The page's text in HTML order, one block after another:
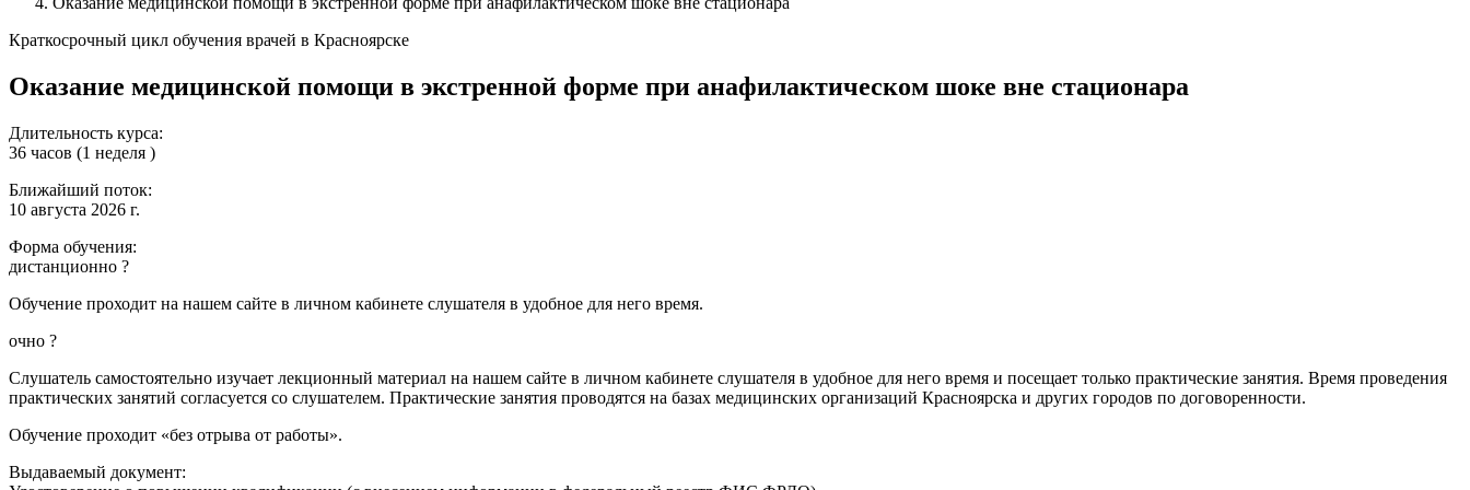
Краткосрочный цикл обучения врачей в Красноярске
Оказание медицинской помощи в экстренной форме при анафилактическом шоке вне стационара
Длительность курса:
36 часов (1 неделя )
Ближайший поток:
10 августа 2026 г.
Форма обучения:
дистанционно ?
Обучение проходит на нашем сайте в личном кабинете слушателя в удобное для него время.
очно ?
Слушатель самостоятельно изучает лекционный материал на нашем сайте в личном кабинете слушателя в удобное для него время и посещает только практические занятия. Время проведения
практических занятий согласуется со слушателем. Практические занятия проводятся на базах медицинских организаций Красноярска и других городов по договоренности.
Обучение проходит «без отрыва от работы».
Выдаваемый документ: